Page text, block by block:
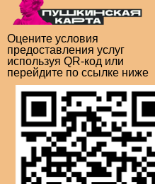
Оцените условия
предоставления услуг
используя QR-код или
перейдите по ссылке ниже